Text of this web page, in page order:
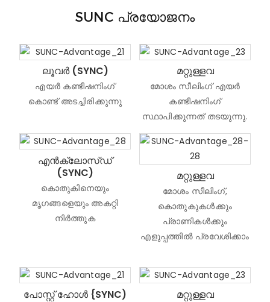
SUNC പ്രയോജനം
ലൂവർ (SYNC)
എയർ കണ്ടീഷനിംഗ്
കൊണ്ട് അടച്ചിരിക്കുന്നു
മറ്റുള്ളവ
മോശം സീലിംഗ് എയർ
കണ്ടീഷനിംഗ്
സ്ഥാപിക്കുന്നത് തടയുന്നു.
എൻക്ലോസ്ഡ്
(SYNC)
കൊതുകിനെയും
മൃഗങ്ങളെയും അകറ്റി
നിർത്തുക
മറ്റുള്ളവ
മോശം സീലിംഗ്,
കൊതുകുകൾക്കും
പ്രാണികൾക്കും
എളുപ്പത്തിൽ പ്രവേശിക്കാം
പോസ്റ്റ് ഹോൾ {SYNC) മറ്റുള്ളവ